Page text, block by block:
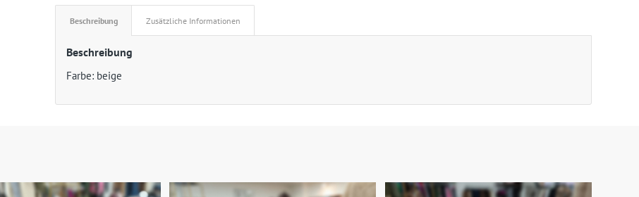
Beschreibung Zusätzliche Informationen
Beschreibung
Farbe: beige